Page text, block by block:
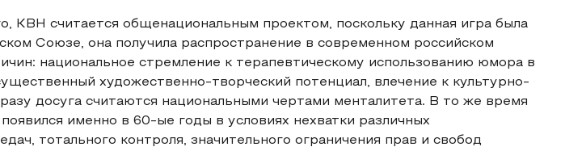
КВН считается общенациональным проектом, поскольку данная игра была
Союзе, она получила распространение в современном российском
национальное стремление к терапевтическому использованию юмора в
художественно-творческий потенциал, влечение к культурно-
досуга считаются национальными чертами менталитета. В то же время
именно в 60-ые годы в условиях нехватки различных
тотального контроля, значительного ограничения прав и свобод